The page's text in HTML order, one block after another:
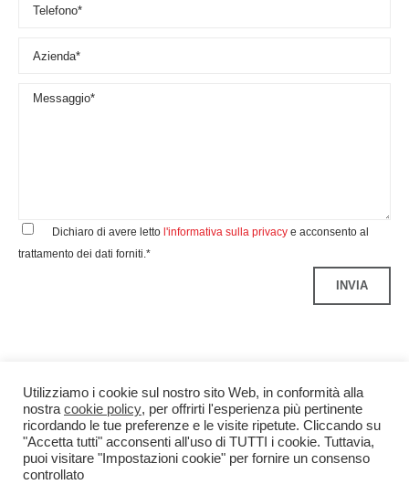
Dichiaro di avere letto l'informativa sulla privacye acconsento al
trattamento dei dati forniti.*
Utilizziamo i cookie sul nostro sito Web, in conformità alla
nostra cookie policy, per offrirti l'esperienza più pertinente
ricordando le tue preferenze e le visite ripetute. Cliccando su
"Accetta tutti" acconsenti all'uso di TUTTI i cookie. Tuttavia,
puoi visitare "Impostazioni cookie" per fornire un consenso
controllato